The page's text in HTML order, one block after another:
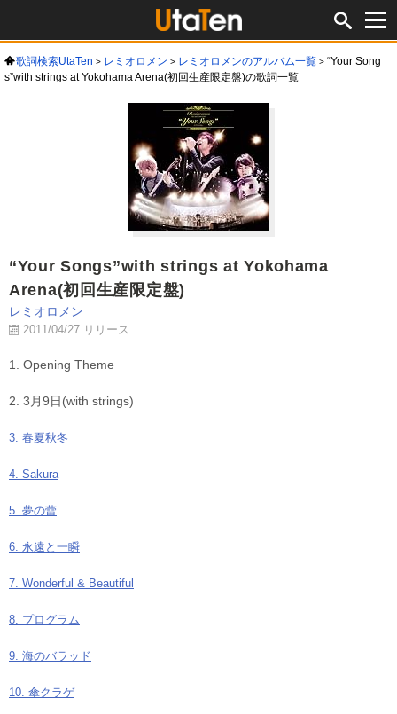
歌詞検索UtaTen レミオロメン レミオロメンのアルバム一覧
“Your Song
s”with strings at Yokohama Arena(初回生産限定盤)の歌詞一覧
“Your Songs”with strings at Yokohama
Arena(初回生産限定盤)
レミオロメン
2011/04/27 リリース
1. Opening Theme
2. 3月9日(with strings)
3. 春夏秋冬
4. Sakura
5. 夢の蕾
6. 永遠と一瞬
7. Wonderful & Beautiful
8. プログラム
9. 海のバラッド
10. 傘クラゲ